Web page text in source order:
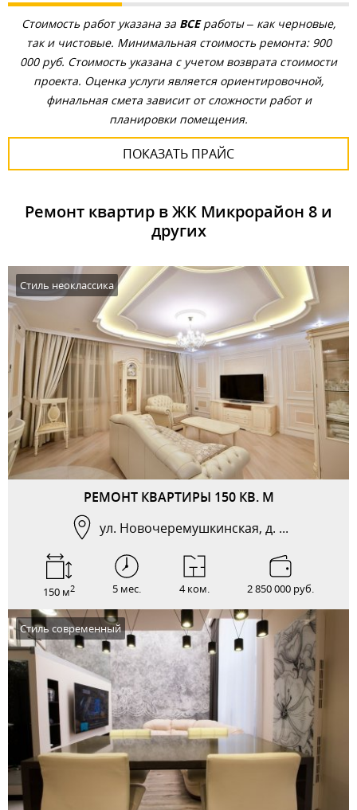
Стоимость работ указана за ВСЕработы – как черновые,
так и чистовые. Минимальная стоимость ремонта: 900
000 руб. Стоимость указана с учетом возврата стоимости
проекта. Оценка услуги является ориентировочной,
финальная смета зависит от сложности работ и
планировки помещения.
ПОКАЗАТЬ ПРАЙС
Ремонт квартир в ЖК Микрорайон 8 и
других
РЕМОНТ КВАРТИРЫ 150 КВ. М
ул. Новочеремушкинская, д. ...
Стиль неоклассика
150 м2 5 мес. 4 ком. 2 850 000 руб.
Стиль современный